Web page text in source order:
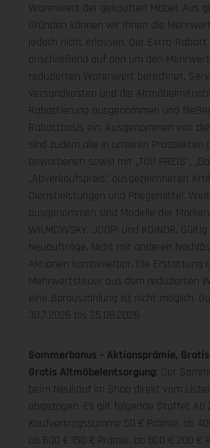
Warenwert der gekauften Möbel. Aus
Gründen können wir Ihnen die
jedoch nicht erlassen. Der Extra-Rabatt
anschließend auf den um den
reduzierten Warenwert berechnet.
Versandkosten und die
Rabattierung ausgenommen und
Rabattbasis ein. Ausgenommen von
sind zudem alle in unseren Prospekten
beworbenen sowie mit „TOP PREIS",
„Abverkaufspreis" ausgezeichneten
Dienstleistungen und Pflegemittel.
ausgenommen sind Modelle der Marken
WILMOWSKY, JOOP! und KOINOR.
Neuaufträge. Nicht mit anderen
Aktionen kombinierbar. Die Erstattung
Mehrwertsteuer aus dem reduzierten
eine Barauszahlung ist nicht möglich.
30.7.2026 bis 25.08.2026
Sommerbonus – Aktionsprämie,
Gratis Altmöbelentsorgung: Der
beim Neukauf im Shop direkt vom
abgezogen. Es gilt folgende Staffel: Ab
Kaufvertragssumme 50 € Prämie, ab
ab 600 € 150 € Prämie, ab 800 € 200 €